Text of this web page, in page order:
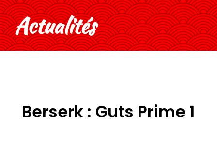
Actualités
Berserk : Guts Prime 1